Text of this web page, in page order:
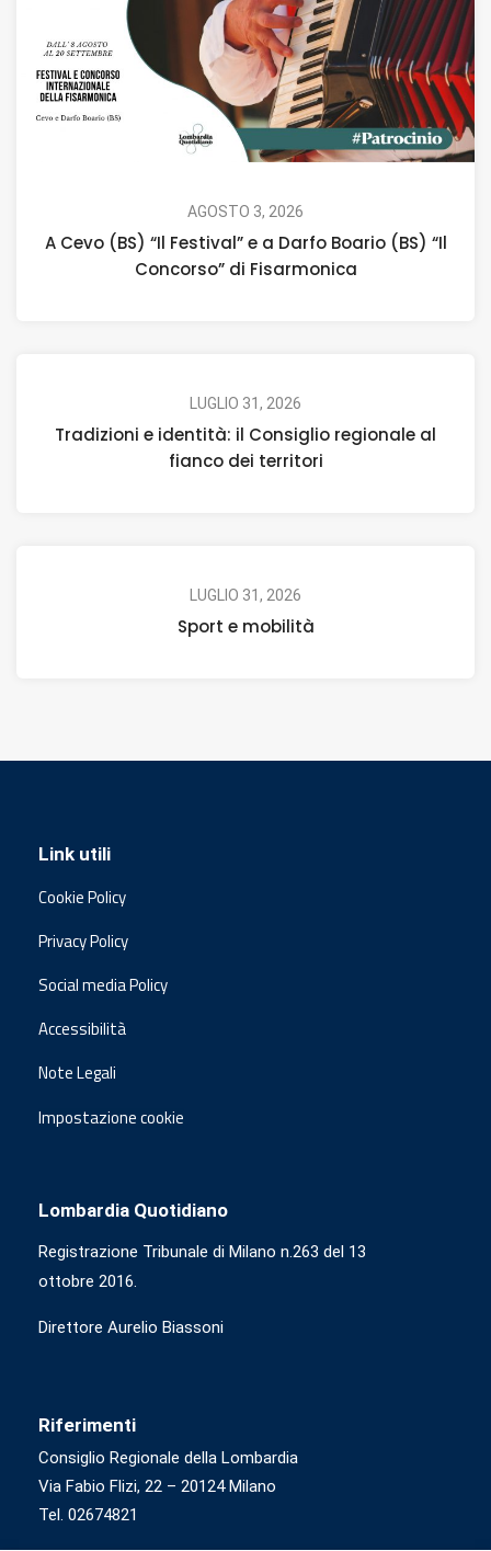
AGOSTO 3, 2026
A Cevo (BS) “Il Festival” e a Darfo Boario (BS) “Il
Concorso” di Fisarmonica
LUGLIO 31, 2026
Tradizioni e identità: il Consiglio regionale al
fianco dei territori
LUGLIO 31, 2026
Sport e mobilità
Link utili
Cookie Policy
Privacy Policy
Social media Policy
Accessibilità
Note Legali
Impostazione cookie
Lombardia Quotidiano
Registrazione Tribunale di Milano n.263 del 13
ottobre 2016.
Direttore Aurelio Biassoni
Riferimenti
Consiglio Regionale della Lombardia
Via Fabio Flizi, 22 – 20124 Milano
Tel. 02674821